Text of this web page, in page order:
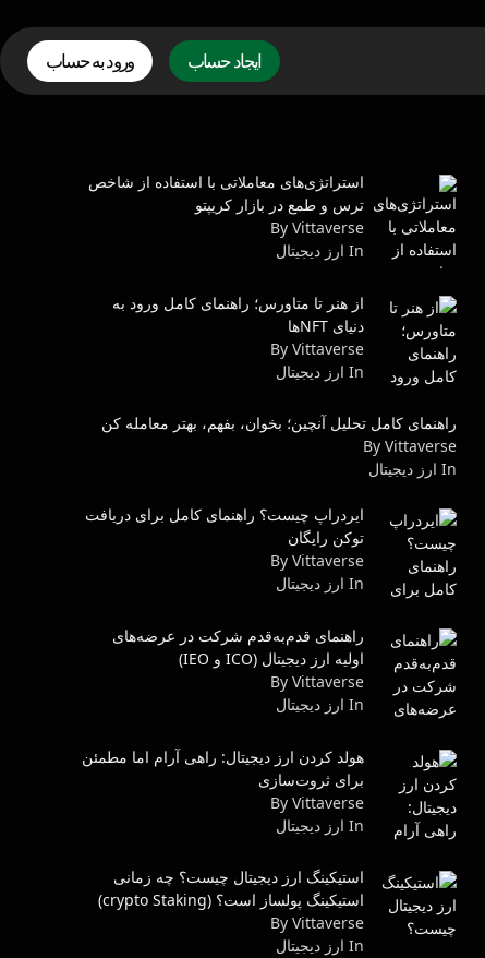
ایجاد حساب ورود به حساب
استراتژی‌های معاملاتی با استفاده از شاخص
ترس و طمع در بازار کریپتو
By Vittaverse
In ارز دیجیتال
از هنر تا متاورس؛ راهنمای کامل ورود به
دنیای NFTها
By Vittaverse
In ارز دیجیتال
راهنمای کامل تحلیل آنچین؛ بخوان، بفهم، بهتر معامله کن
By Vittaverse
In ارز دیجیتال
ایردراپ چیست؟ راهنمای کامل برای دریافت
توکن رایگان
By Vittaverse
In ارز دیجیتال
راهنمای قدم‌به‌قدم شرکت در عرضه‌های
اولیه ارز دیجیتال (ICO و IEO)
By Vittaverse
In ارز دیجیتال
هولد کردن ارز دیجیتال: راهی آرام اما مطمئن
برای ثروت‌سازی
By Vittaverse
In ارز دیجیتال
استیکینگ ارز دیجیتال چیست؟ چه زمانی
استیکینگ پولساز است؟ (crypto Staking)
By Vittaverse
In ارز دیجیتال